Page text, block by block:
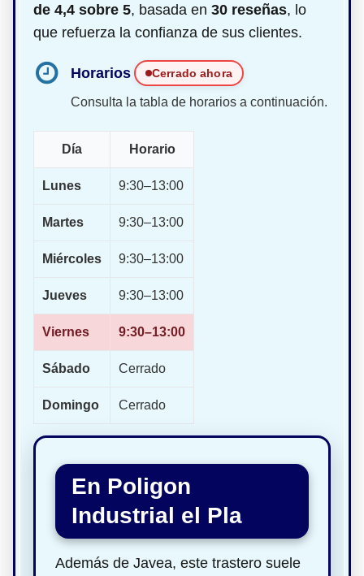
de 4,4 sobre 5, basada en 30 reseñas, lo
que refuerza la confianza de sus clientes.
Horarios Cerrado ahora
Consulta la tabla de horarios a continuación.
Día Horario
Lunes 9:30–13:00
Martes 9:30–13:00
Miércoles 9:30–13:00
Jueves 9:30–13:00
Viernes 9:30–13:00
Sábado Cerrado
Domingo Cerrado
En Poligon
Industrial el Pla
Además de Javea, este trastero suele